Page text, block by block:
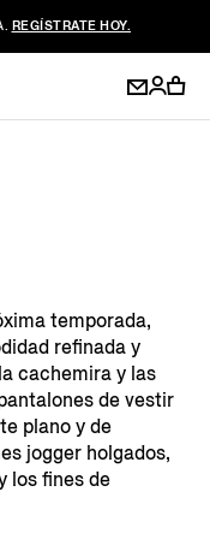
REGÍSTRATE HOY.
temporada,
refinada y
cachemira y las
de vestir
plano y de
jogger holgados,
los fines de